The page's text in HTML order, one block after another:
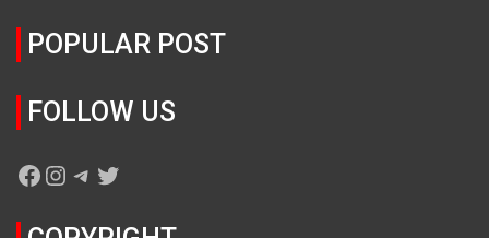
POPULAR POST
FOLLOW US
Facebook
Instagram
Telegram
Twitter